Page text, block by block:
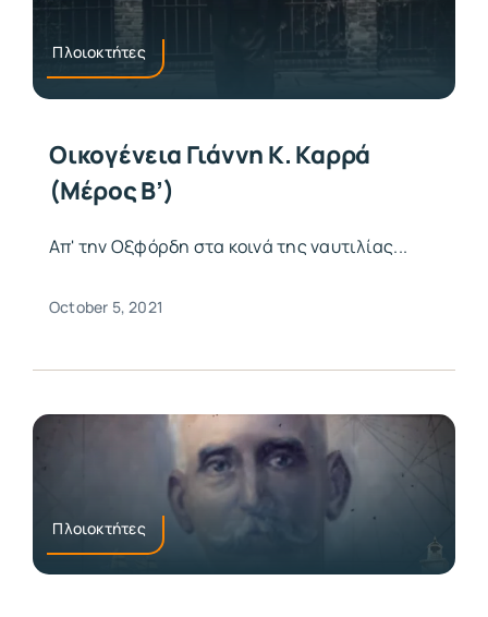
Πλοιοκτήτες
Οικογένεια Γιάννη Κ. Καρρά
(μέρος Β’)
Απ' την Οξφόρδη στα κοινά της ναυτιλίας...
October 5, 2021
Πλοιοκτήτες